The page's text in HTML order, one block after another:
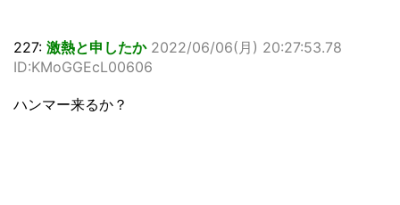
227: 激熱と申したか 2022/06/06(月) 20:27:53.78
ID:KMoGGEcL00606
ハンマー来るか？